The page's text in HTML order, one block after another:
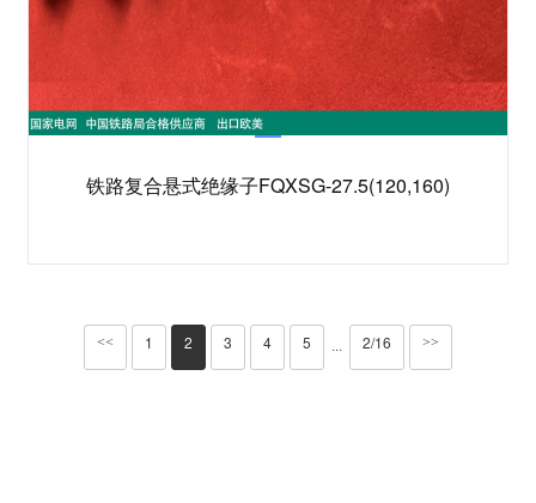
铁路复合悬式绝缘子FQXSG-27.5(120,160)
<< 1 2 3 4 5 ··· 2/16 >>